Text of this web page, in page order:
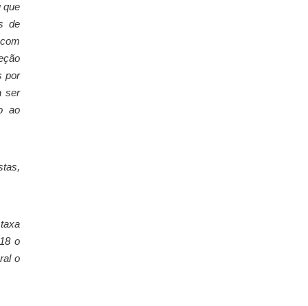
que
de
por
ser
ao
o
o